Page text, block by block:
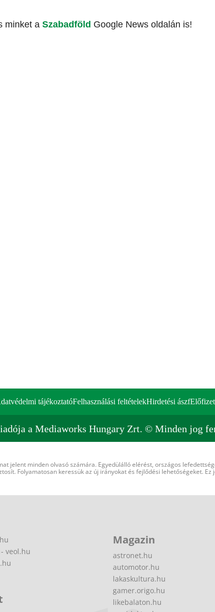
minket a Szabadföld Google News oldalán is!
tájékoztatóFelhasználási feltételekHirdetési ászf
a Mediaworks Hungary Zrt. © Minden jog
jelent minden olvasó számára. Egyedülálló elérést, országos
Folyamatosan keressük az új irányokat és fejlődési lehetőségeket. Ez
veol.hu
Magazin
astronet.hu
automotor.hu
lakaskultura.hu
gamer.origo.hu
likebalaton.hu